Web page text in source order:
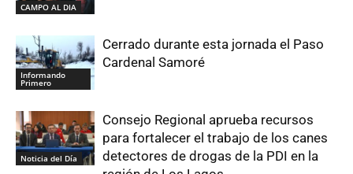
CAMPO AL DIA
Informando
Primero
Cerrado durante esta jornada el Paso
Cardenal Samoré
Noticia del Día
Consejo Regional aprueba recursos
para fortalecer el trabajo de los canes
detectores de drogas de la PDI en la